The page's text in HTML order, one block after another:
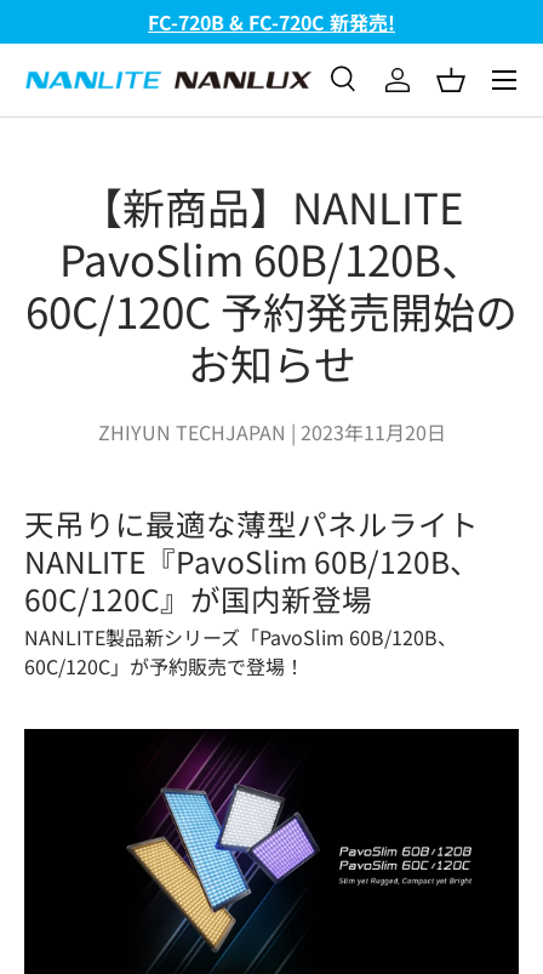
コンテンツへスキップ
FC-720B & FC-720C 新発売!
検索
検索 ログインバスケッ
メニ
【新商品】NANLITE
PavoSlim 60B/120B、
60C/120C 予約発売開始の
お知らせ
ZHIYUN TECHJAPAN | 2023年11月20日
天吊りに最適な薄型パネルライト
NANLITE 『PavoSlim 60B/120B、
60C/120C』が国内新登場
NANLITE製品新シリーズ「PavoSlim 60B/120B、
60C/120C」が予約販売で登場！